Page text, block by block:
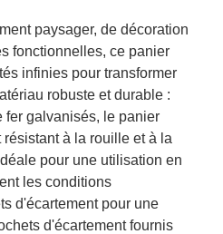
paysager, de décoration
fonctionnelles, ce panier
infinies pour transformer
robuste et durable :
fer galvanisés, le panier
à la rouille et à la
pour une utilisation en
les conditions
d'écartement pour une
d'écartement fournis